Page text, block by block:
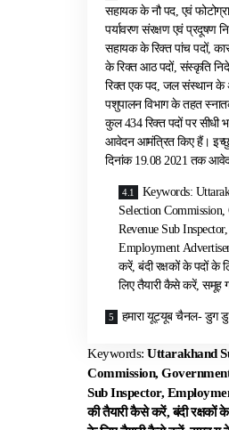
सहायक के नौ पद, एवं
पर्यावरण संरक्षण एवं प्रदूषण
सहायक के रिक्त पांच पदों,
के रिक्त आठ पदों, संस्कृति
रिक्त एक पद, जल संस्थान के
पशुपालन विभाग के तहत
कुल 434 रिक्त पदों पर सीधी
आवेदन आमंत्रित किए हैं।
दिनांक 19.08 2021 तक
Keywords:
Selection
Revenue Sub Inspector,
Employment
करें, बंदी रक्षकों के पदों के
लिए तैयारी कैसे करें, समूह
हमारा यूट्यूब चैनल- डुग
Keywords:Uttarakhand
Commission,
Sub Inspector,
की तैयारी कैसे करें, बंदी रक्षकों के